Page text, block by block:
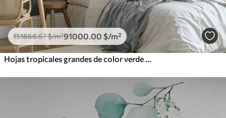
151666.67$/m²91000 .00 $/m²